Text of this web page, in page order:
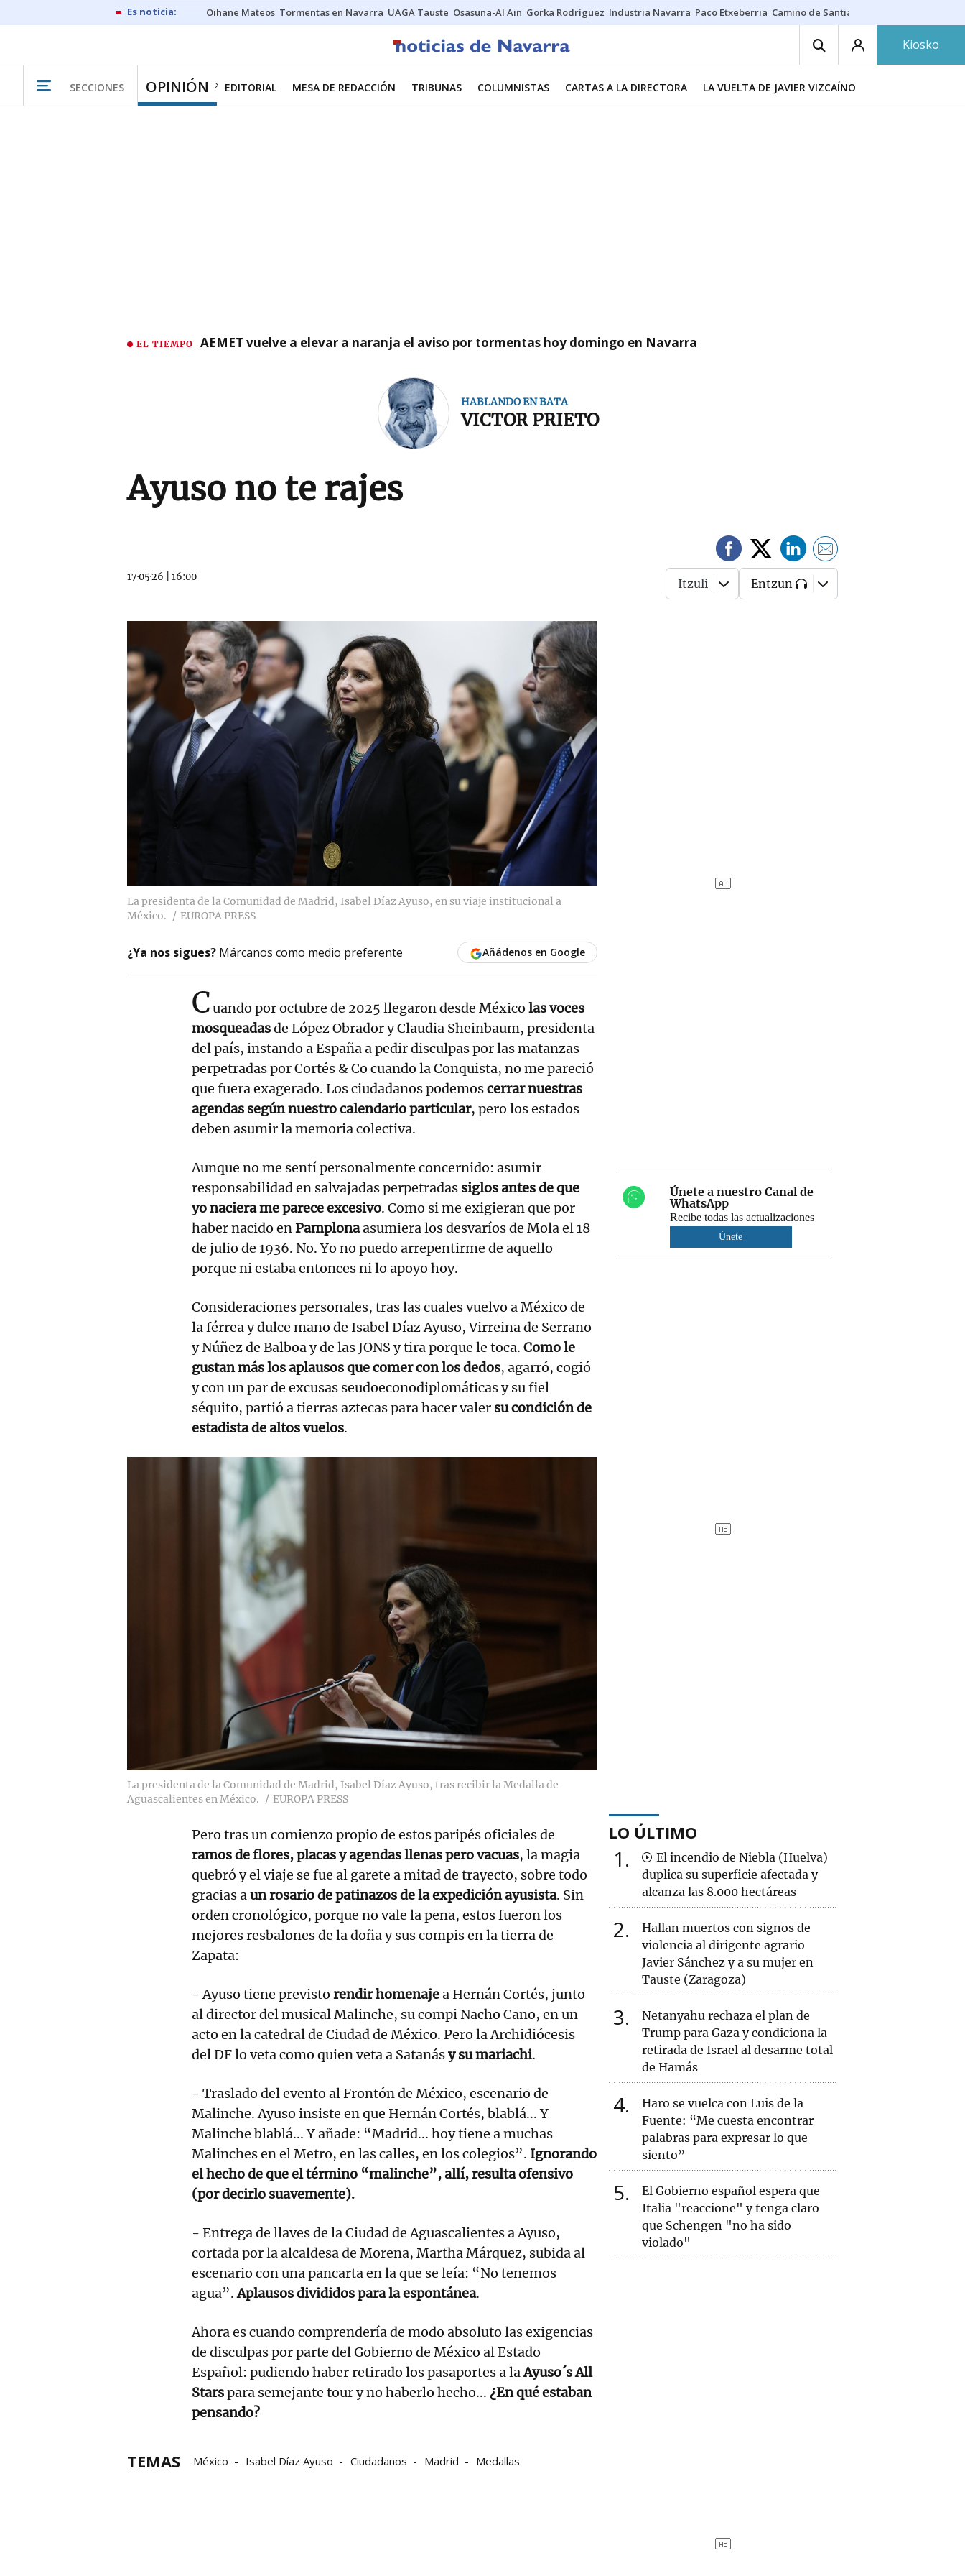
Oihane Mateos Tormentas en Navarra UAGA Tauste Osasuna-Al Ain Gorka Rodríguez Industria Navarra Paco Etxeberria Camino de Santiago
Kiosko
SECCIONES OPINIÓN EDITORIAL MESA DE REDACCIÓN TRIBUNAS COLUMNISTAS CARTAS A LA DIRECTORA LA VUELTA DE JAVIER VIZCAÍNO
EL TIEMPO AEMET vuelve a elevar a naranja el aviso por tormentas hoy domingo en Navarra
HABLANDO EN BATA
VICTOR PRIETO
Ayuso no te rajes
17·05·26 16:00 Itzuli Entzun
La presidenta de la Comunidad de Madrid, Isabel Díaz Ayuso, en su viaje institucional a
México.
EUROPA PRESS
¿Ya nos sigues? Márcanos como medio preferente Añádenos en Google
Cuando por octubre de 2025 llegaron desde México las voces
mosqueadasde López Obrador y Claudia Sheinbaum, presidenta
del país, instando a España a pedir disculpas por las matanzas
perpetradas por Cortés & Co cuando la Conquista, no me pareció
que fuera exagerado. Los ciudadanos podemoscerrar nuestras
agendas según nuestro calendario particular, pero los estados
deben asumir la memoria colectiva.
Aunque no me sentí personalmente concernido: asumir
responsabilidad en salvajadas perpetradas siglos antes de que
yo naciera me parece excesivo. Como si me exigieran que por
haber nacido enPamplonaasumiera los desvaríos de Mola el 18
de julio de 1936. No. Yo no puedo arrepentirme de aquello
porque ni estaba entonces ni lo apoyo hoy.
Consideraciones personales, tras las cuales vuelvo a México de
la férrea y dulce mano de Isabel Díaz Ayuso, Virreina de Serrano
y Núñez de Balboa y de las JONS y tira porque le toca. Como le
gustan más los aplausos que comer con los dedos, agarró, cogió
y con un par de excusas seudoeconodiplomáticas y su fiel
séquito, partió a tierras aztecas para hacer valer su condición de
estadista de altos vuelos.
La presidenta de la Comunidad de Madrid, Isabel Díaz Ayuso, tras recibir la Medalla de
Aguascalientes en México.
EUROPA PRESS
Pero tras un comienzo propio de estos paripés oficiales de
ramos de flores, placas y agendas llenas pero vacuas, la magia
quebró y el viaje se fue al garete a mitad de trayecto, sobre todo
gracias aun rosario de patinazos de la expedición ayusista. Sin
orden cronológico, porque no vale la pena, estos fueron los
mejores resbalones de la doña y sus compis en la tierra de
Zapata:
- Ayuso tiene previsto rendir homenajea Hernán Cortés, junto
al director del musical Malinche, su compi Nacho Cano, en un
acto en la catedral de Ciudad de México. Pero la Archidiócesis
del DF lo veta como quien veta a Satanásy su mariachi.
- Traslado del evento al Frontón de México, escenario de
Malinche. Ayuso insiste en que Hernán Cortés, blablá... Y
Malinche blablá... Y añade: “Madrid... hoy tiene a muchas
Malinches en el Metro, en las calles, en los colegios”. Ignorando
el hecho de que el término “malinche”, allí, resulta ofensivo
(por decirlo suavemente).
- Entrega de llaves de la Ciudad de Aguascalientes a Ayuso,
cortada por la alcaldesa de Morena, Martha Márquez, subida al
escenario con una pancarta en la que se leía: “No tenemos
agua”.Aplausos divididos para la espontánea.
Ahora es cuando comprendería de modo absoluto las exigencias
de disculpas por parte del Gobierno de México al Estado
Español: pudiendo haber retirado los pasaportes a laAyuso´s All
Starspara semejante tour y no haberlo hecho... ¿En qué estaban
pensando?
TEMAS México Isabel Díaz Ayuso Ciudadanos Madrid Medallas
Únete a nuestro Canal de
WhatsApp
Recibe todas las actualizaciones
Únete
LO ÚLTIMO
1
El incendio de Niebla (Huelva)
duplica su superficie afectada y
alcanza las 8.000 hectáreas
2
Hallan muertos con signos de
violencia al dirigente agrario
Javier Sánchez y a su mujer en
Tauste (Zaragoza)
3
Netanyahu rechaza el plan de
Trump para Gaza y condiciona la
retirada de Israel al desarme total
de Hamás
4
Haro se vuelca con Luis de la
Fuente: “Me cuesta encontrar
palabras para expresar lo que
siento”
5
El Gobierno español espera que
Italia "reaccione" y tenga claro
que Schengen "no ha sido
violado"